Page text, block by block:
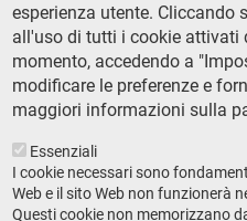
esperienza utente. Cliccando
all'uso di tutti i cookie attivati
momento, accedendo a
modificare le preferenze e
maggiori informazioni sulla
Essenziali
I cookie necessari sono
Web e il sito Web non funzionerà
Questi cookie non memorizzano
Ufficio comunicazione
Addetto stampa
URP - Ufficio relazioni con il pubblico